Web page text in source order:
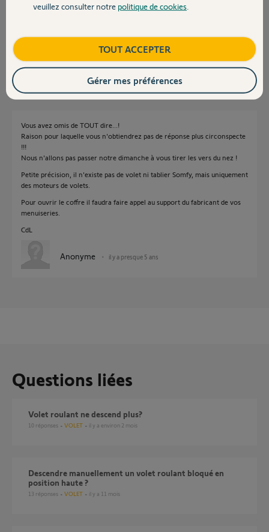
Contact
Rene G. il y a presque 5 ans
Vous avez omis de TOUT dire...!
Raison pour laquelle vous n'obtiendrez pas de réponse plus circonspecte
!!!
Nous n'allons pas passer notre dimanche à vous tirer les vers du nez !
Petite précision, il n'existe pas de volet ni tablier Somfy, mais uniquement
des moteurs de volets.
Pour ouvrir le coffre il faudra faire appel au support du fabricant de vos
menuiseries.
CdL
Anonyme il y a presque 5 ans
Questions liées
Volet roulant ne descend plus?
10 réponses VOLET il y a environ 2 mois
Descendre manuellement un volet roulant bloqué en
position haute ?
13 réponses VOLET il y a 11 mois
veuillez consulter notre politique de cookies
TOUT ACCEPTER
Gérer mes préférences